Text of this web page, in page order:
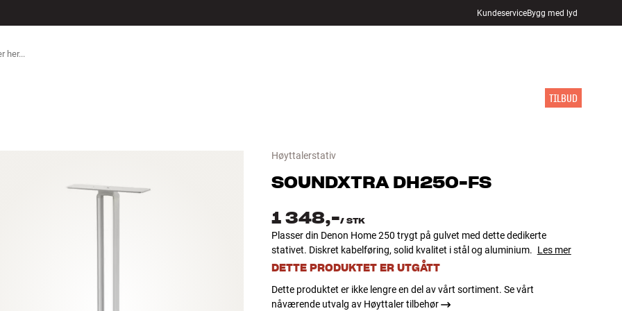
KundeserviceBygg med lyd
TILBUD
Høyttalerstativ
SOUNDXTRA DH250-FS
1 348,-/ STK
Plasser din Denon Home 250 trygt på gulvet med dette dedikerte
stativet. Diskret kabelføring, solid kvalitet i stål og aluminium. Les mer
DETTE PRODUKTET ER UTGÅTT
Dette produktet er ikke lengre en del av vårt sortiment. Se vårt
nåværende utvalg av Høyttaler tilbehør